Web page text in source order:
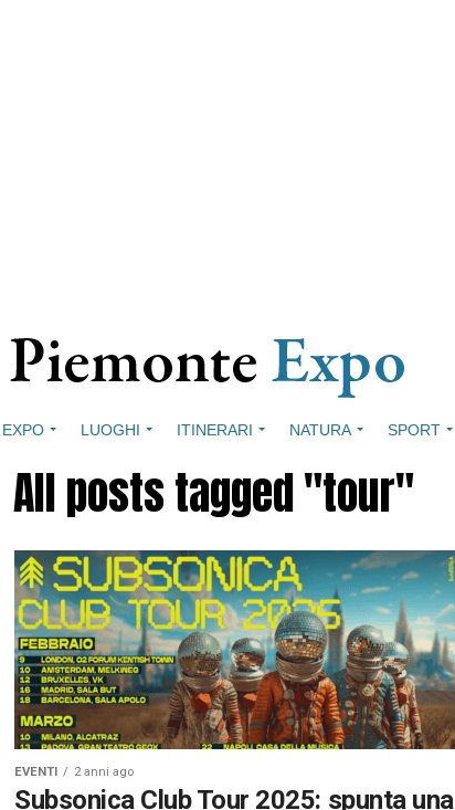
LUOGHI ITINERARI NATURA SPORT
All posts tagged "tour"
EVENTI 2 anni ago
Subsonica Club Tour 2025: spunta una